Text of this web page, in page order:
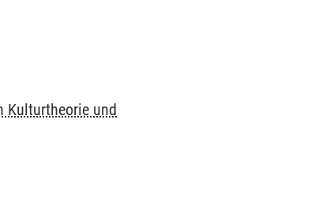
Kulturtheorie und